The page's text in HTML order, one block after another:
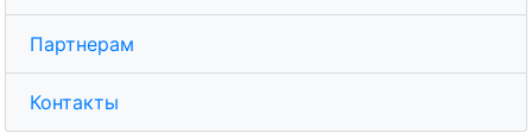
Партнерам
Контакты